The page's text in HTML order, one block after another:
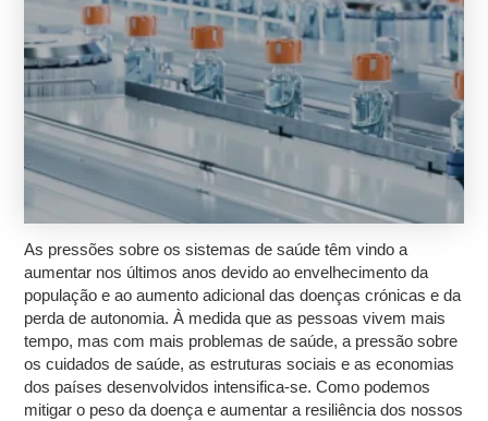
As pressões sobre os sistemas de saúde têm vindo a
aumentar nos últimos anos devido ao envelhecimento da
população e ao aumento adicional das doenças crónicas e da
perda de autonomia. À medida que as pessoas vivem mais
tempo, mas com mais problemas de saúde, a pressão sobre
os cuidados de saúde, as estruturas sociais e as economias
dos países desenvolvidos intensifica-se. Como podemos
mitigar o peso da doença e aumentar a resiliência dos nossos